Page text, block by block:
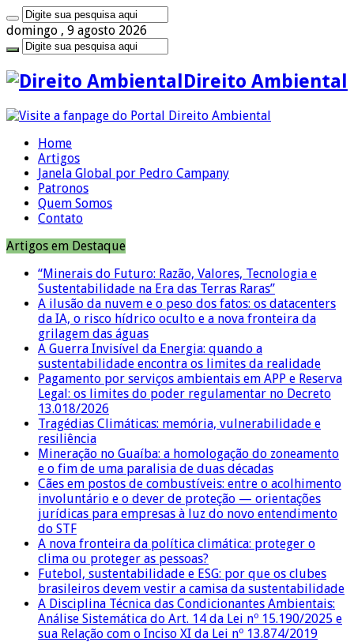
domingo , 9 agosto 2026
Direito Ambiental
Home
Artigos
Janela Global por Pedro Campany
Patronos
Quem Somos
Contato
Artigos em Destaque
“Minerais do Futuro: Razão, Valores, Tecnologia e
Sustentabilidade na Era das Terras Raras”
A ilusão da nuvem e o peso dos fatos: os datacenters
da IA, o risco hídrico oculto e a nova fronteira da
grilagem das águas
A Guerra Invisível da Energia: quando a
sustentabilidade encontra os limites da realidade
Pagamento por serviços ambientais em APP e Reserva
Legal: os limites do poder regulamentar no Decreto
13.018/2026
Tragédias Climáticas: memória, vulnerabilidade e
resiliência
Mineração no Guaíba: a homologação do zoneamento
e o fim de uma paralisia de duas décadas
Cães em postos de combustíveis: entre o acolhimento
involuntário e o dever de proteção — orientações
jurídicas para empresas à luz do novo entendimento
do STF
A nova fronteira da política climática: proteger o
clima ou proteger as pessoas?
Futebol, sustentabilidade e ESG: por que os clubes
brasileiros devem vestir a camisa da sustentabilidade
A Disciplina Técnica das Condicionantes Ambientais:
Análise Sistemática do Art. 14 da Lei nº 15.190/2025 e
sua Relação com o Inciso XI da Lei nº 13.874/2019